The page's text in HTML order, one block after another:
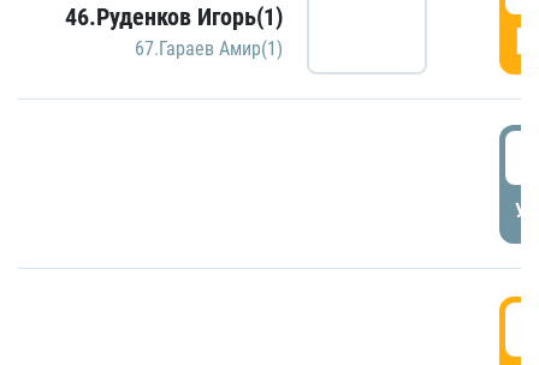
46.Руденков Игорь(1)
67.Гараев Амир(1)